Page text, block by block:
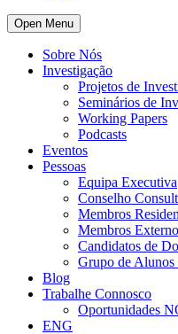
Open Menu
Sobre Nós
Investigação
Projetos de
Seminários de
Working Papers
Podcasts
Eventos
Pessoas
Equipa Executiva
Conselho
Membros
Membros
Candidatos de
Grupo de
Blog
Trabalhe Connosco
Oportunidades
ENG